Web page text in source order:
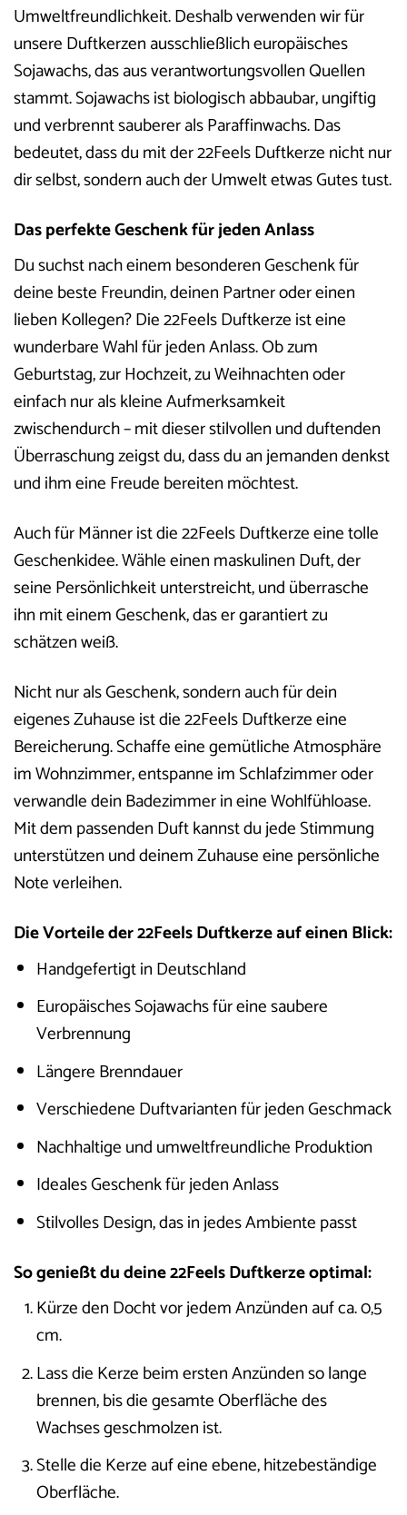
Umweltfreundlichkeit. Deshalb verwenden wir für
unsere Duftkerzen ausschließlich europäisches
Sojawachs, das aus verantwortungsvollen Quellen
stammt. Sojawachs ist biologisch abbaubar, ungiftig
und verbrennt sauberer als Paraffinwachs. Das
bedeutet, dass du mit der 22Feels Duftkerze nicht nur
dir selbst, sondern auch der Umwelt etwas Gutes tust.
Das perfekte Geschenk für jeden Anlass
Du suchst nach einem besonderen Geschenk für
deine beste Freundin, deinen Partner oder einen
lieben Kollegen? Die 22Feels Duftkerze ist eine
wunderbare Wahl für jeden Anlass. Ob zum
Geburtstag, zur Hochzeit, zu Weihnachten oder
einfach nur als kleine Aufmerksamkeit
zwischendurch – mit dieser stilvollen und duftenden
Überraschung zeigst du, dass du an jemanden denkst
und ihm eine Freude bereiten möchtest.
Auch für Männer ist die 22Feels Duftkerze eine tolle
Geschenkidee. Wähle einen maskulinen Duft, der
seine Persönlichkeit unterstreicht, und überrasche
ihn mit einem Geschenk, das er garantiert zu
schätzen weiß.
Nicht nur als Geschenk, sondern auch für dein
eigenes Zuhause ist die 22Feels Duftkerze eine
Bereicherung. Schaffe eine gemütliche Atmosphäre
im Wohnzimmer, entspanne im Schlafzimmer oder
verwandle dein Badezimmer in eine Wohlfühloase.
Mit dem passenden Duft kannst du jede Stimmung
unterstützen und deinem Zuhause eine persönliche
Note verleihen.
Die Vorteile der 22Feels Duftkerze auf einen Blick:
Handgefertigt in Deutschland
Europäisches Sojawachs für eine saubere
Verbrennung
Längere Brenndauer
Verschiedene Duftvarianten für jeden Geschmack
Nachhaltige und umweltfreundliche Produktion
Ideales Geschenk für jeden Anlass
Stilvolles Design, das in jedes Ambiente passt
So genießt du deine 22Feels Duftkerze optimal:
Kürze den Docht vor jedem Anzünden auf ca. 0,5
cm.
Lass die Kerze beim ersten Anzünden so lange
brennen, bis die gesamte Oberfläche des
Wachses geschmolzen ist.
Stelle die Kerze auf eine ebene, hitzebeständige
Oberfläche.